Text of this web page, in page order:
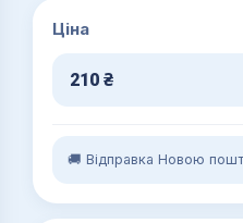
Ціна
210 ₴
🚚 Відправка Новою